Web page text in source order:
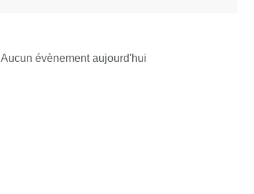
Aucun évènement aujourd'hui